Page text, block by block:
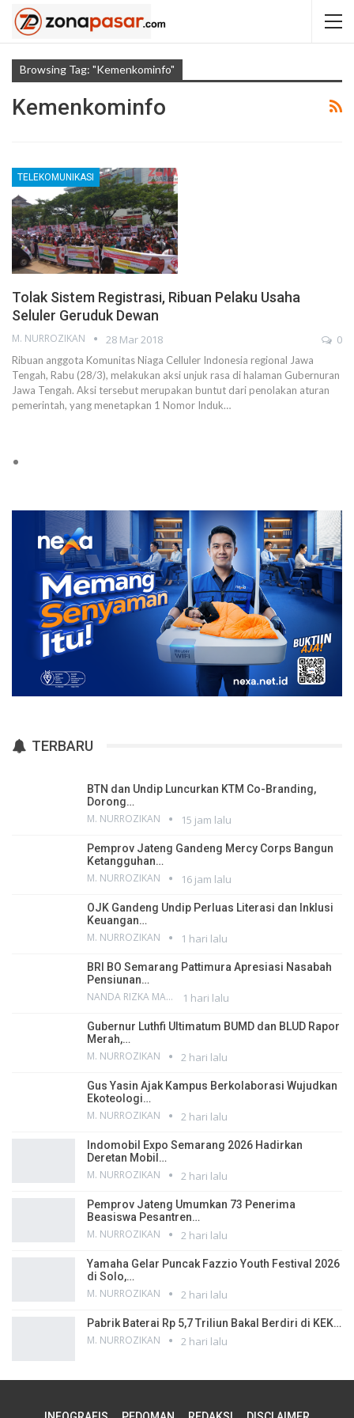
Browsing Tag: "Kemenkominfo"
Kemenkominfo
TELEKOMUNIKASI
Tolak Sistem Registrasi, Ribuan Pelaku Usaha
Seluler Geruduk Dewan
M. NURROZIKAN 28 Mar 2018 0
Ribuan anggota Komunitas Niaga Celluler Indonesia regional Jawa
Tengah, Rabu (28/3), melakukan aksi unjuk rasa di halaman Gubernuran
Jawa Tengah. Aksi tersebut merupakan buntut dari penolakan aturan
pemerintah, yang menetapkan 1 Nomor Induk…
TERBARU
BTN dan Undip Luncurkan KTM Co-Branding,
Dorong…
M. NURROZIKAN 15 jam lalu
Pemprov Jateng Gandeng Mercy Corps Bangun
Ketangguhan…
M. NURROZIKAN 16 jam lalu
OJK Gandeng Undip Perluas Literasi dan Inklusi
Keuangan…
M. NURROZIKAN 1 hari lalu
BRI BO Semarang Pattimura Apresiasi Nasabah
Pensiunan…
NANDA RIZKA MAHENDRA 1 hari lalu
Gubernur Luthfi Ultimatum BUMD dan BLUD Rapor
Merah,…
M. NURROZIKAN 2 hari lalu
Gus Yasin Ajak Kampus Berkolaborasi Wujudkan
Ekoteologi…
M. NURROZIKAN 2 hari lalu
Indomobil Expo Semarang 2026 Hadirkan
Deretan Mobil…
M. NURROZIKAN 2 hari lalu
Pemprov Jateng Umumkan 73 Penerima
Beasiswa Pesantren…
M. NURROZIKAN 2 hari lalu
Yamaha Gelar Puncak Fazzio Youth Festival 2026
di Solo,…
M. NURROZIKAN 2 hari lalu
Pabrik Baterai Rp 5,7 Triliun Bakal Berdiri di KEK…
M. NURROZIKAN 2 hari lalu